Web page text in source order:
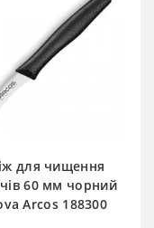
для чищення
60 мм чорний
Arcos 188300